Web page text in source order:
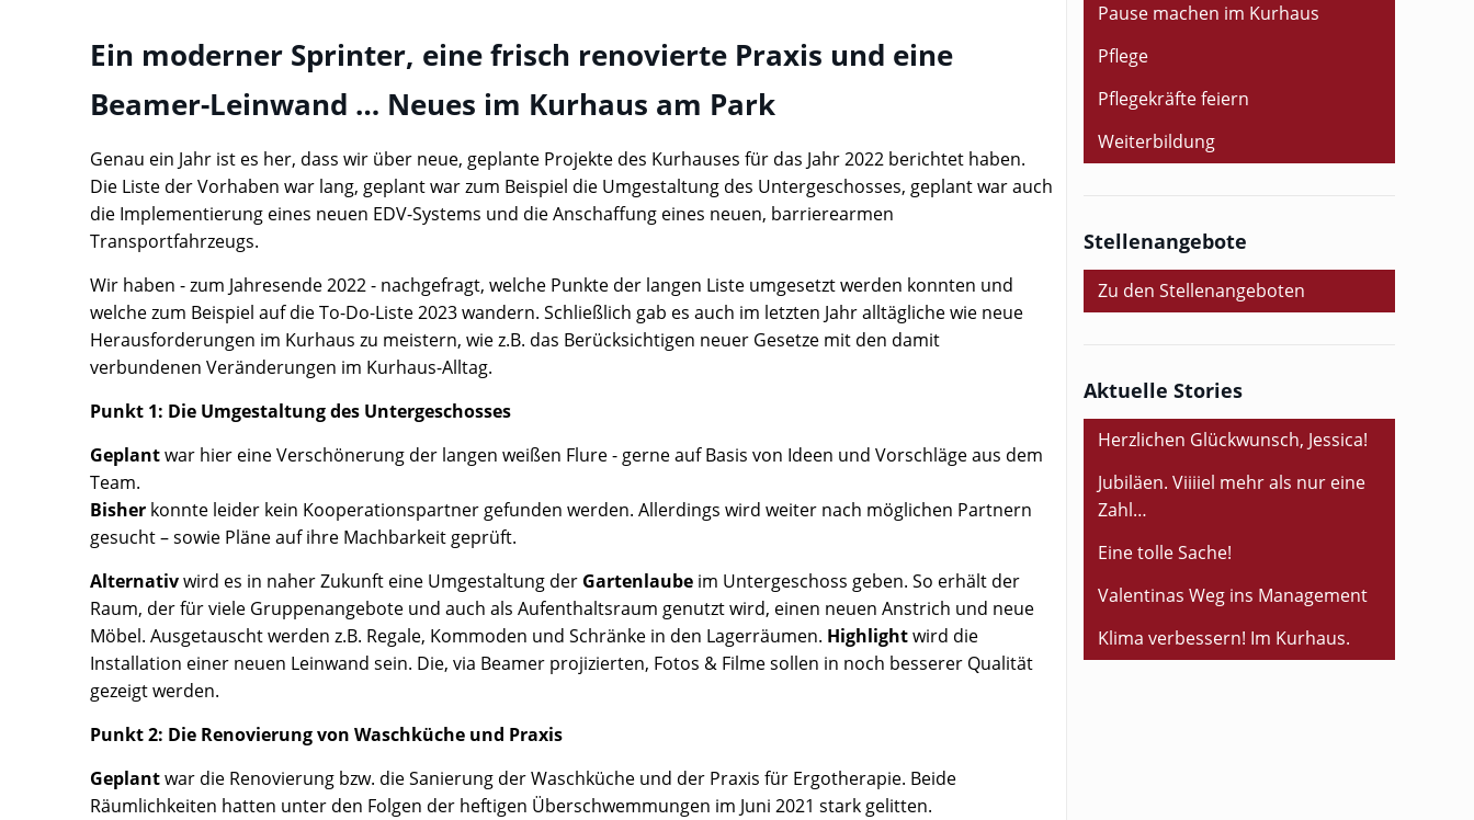
Ein moderner Sprinter, eine frisch renovierte Praxis und eine
Beamer-Leinwand … Neues im Kurhaus am Park
Genau ein Jahr ist es her, dass wir über neue, geplante Projekte des Kurhauses für das Jahr 2022 berichtet haben.
Die Liste der Vorhaben war lang, geplant war zum Beispiel die Umgestaltung des Untergeschosses, geplant war auch
die Implementierung eines neuen EDV-Systems und die Anschaffung eines neuen, barrierearmen
Transportfahrzeugs.
Wir haben - zum Jahresende 2022 - nachgefragt, welche Punkte der langen Liste umgesetzt werden konnten und
welche zum Beispiel auf die To-Do-Liste 2023 wandern. Schließlich gab es auch im letzten Jahr alltägliche wie neue
Herausforderungen im Kurhaus zu meistern, wie z.B. das Berücksichtigen neuer Gesetze mit den damit
verbundenen Veränderungen im Kurhaus-Alltag.
Punkt 1: Die Umgestaltung des Untergeschosses
Geplantwar hier eine Verschönerung der langen weißen Flure - gerne auf Basis von Ideen und Vorschläge aus dem
Team.
Bisher konnte leider kein Kooperationspartner gefunden werden. Allerdings wird weiter nach möglichen Partnern
gesucht – sowie Pläne auf ihre Machbarkeit geprüft.
Alternativwird es in naher Zukunft eine Umgestaltung der Gartenlaube im Untergeschoss geben. So erhält der
Raum, der für viele Gruppenangebote und auch als Aufenthaltsraum genutzt wird, einen neuen Anstrich und neue
Möbel. Ausgetauscht werden z.B. Regale, Kommoden und Schränke in den Lagerräumen. Highlightwird die
Installation einer neuen Leinwand sein. Die, via Beamer projizierten, Fotos & Filme sollen in noch besserer Qualität
gezeigt werden.
Punkt 2: Die Renovierung von Waschküche und Praxis
Geplantwar die Renovierung bzw. die Sanierung der Waschküche und der Praxis für Ergotherapie. Beide
Räumlichkeiten hatten unter den Folgen der heftigen Überschwemmungen im Juni 2021 stark gelitten.
Pause machen im Kurhaus
Pflege
Pflegekräfte feiern
Weiterbildung
Stellenangebote
Zu den Stellenangeboten
Aktuelle Stories
Herzlichen Glückwunsch, Jessica!
Jubiläen. Viiiiel mehr als nur eine
Zahl…
Eine tolle Sache!
Valentinas Weg ins Management
Klima verbessern! Im Kurhaus.